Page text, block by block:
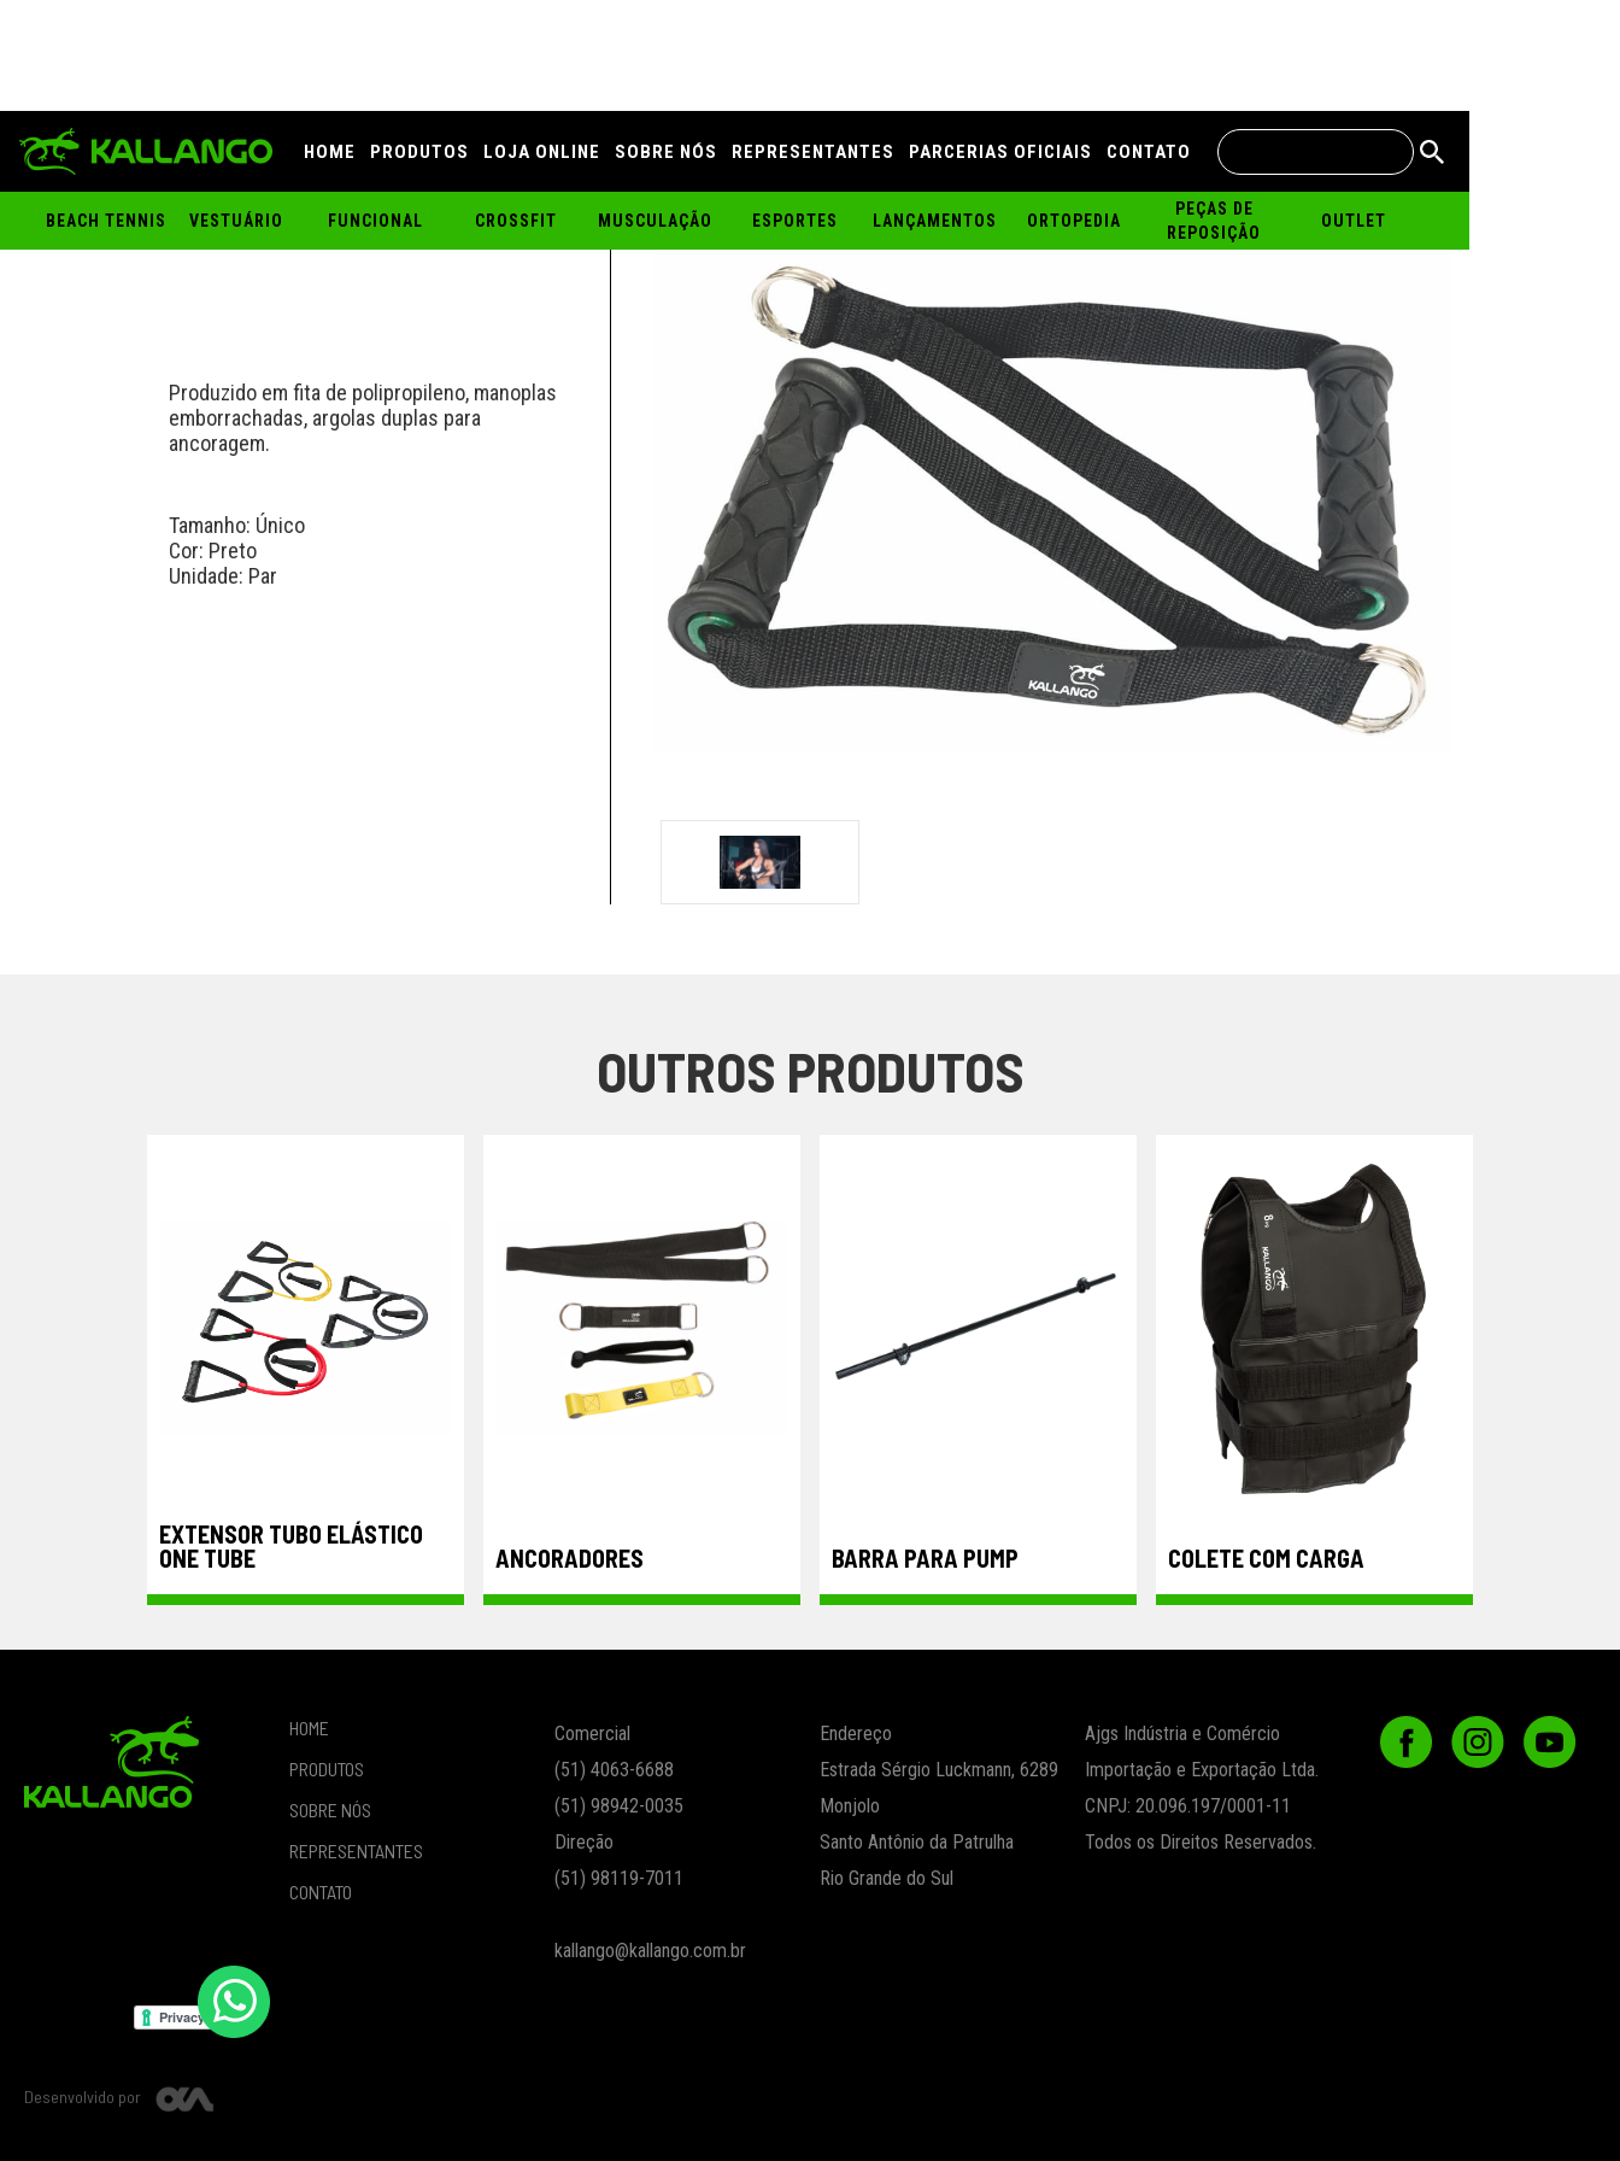
HOME PRODUTOS LOJA ONLINE SOBRE NÓS REPRESENTANTES PARCERIAS OFICIAIS CONTATO
BEACH TENNIS VESTUÁRIO FUNCIONAL CROSSFIT MUSCULAÇÃO ESPORTES LANÇAMENTOS ORTOPEDIA
PEÇAS DE
REPOSIÇÃO
OUTLET
Produzido em fita de polipropileno, manoplas
emborrachadas, argolas duplas para
ancoragem.
Tamanho: Único
Cor: Preto
Unidade: Par
CROSSOVER DE MÃO
OUTROS PRODUTOS
EXTENSOR TUBO ELÁSTICO
ONE TUBE
ANCORADORES BARRA PARA PUMP COLETE COM CARGA
HOME
PRODUTOS
SOBRE NÓS
REPRESENTANTES
CONTATO
Comercial
(51) 4063-6688
(51) 98942-0035
Direção
(51) 98119-7011
kallango@kallango.com.br
Endereço
Estrada Sérgio Luckmann, 6289
Monjolo
Santo Antônio da Patrulha
Rio Grande do Sul
Ajgs Indústria e Comércio
Importação e Exportação Ltda.
CNPJ: 20.096.197/0001-11
Todos os Direitos Reservados.
Desenvolvido por